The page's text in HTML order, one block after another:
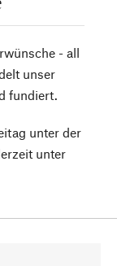
- all
unser
fundiert.
unter der
unter